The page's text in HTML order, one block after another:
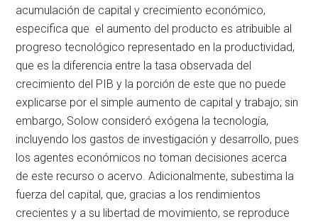
acumulación de capital y crecimiento económico,
especifica que el aumento del producto es atribuible al
progreso tecnológico representado en la productividad,
que es la diferencia entre la tasa observada del
crecimiento del PIB y la porción de este que no puede
explicarse por el simple aumento de capital y trabajo; sin
embargo, Solow consideró exógena la tecnología,
incluyendo los gastos de investigación y desarrollo, pues
los agentes económicos no toman decisiones acerca
de este recurso o acervo. Adicionalmente, subestima la
fuerza del capital, que, gracias a los rendimientos
crecientes y a su libertad de movimiento, se reproduce